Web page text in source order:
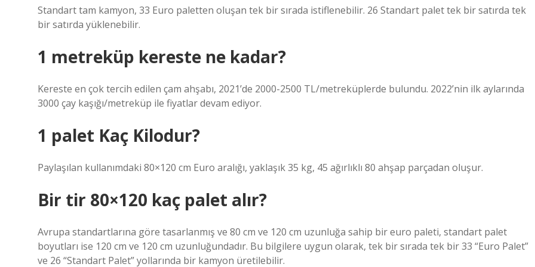
Standart tam kamyon, 33 Euro paletten oluşan tek bir sırada istiflenebilir. 26 Standart palet tek bir satırda tek
bir satırda yüklenebilir.
1 metreküp kereste ne kadar?
Kereste en çok tercih edilen çam ahşabı, 2021’de 2000-2500 TL/metreküplerde bulundu. 2022’nin ilk aylarında
3000 çay kaşığı/metreküp ile fiyatlar devam ediyor.
1 palet Kaç Kilodur?
Paylaşılan kullanımdaki 80×120 cm Euro aralığı, yaklaşık 35 kg, 45 ağırlıklı 80 ahşap parçadan oluşur.
Bir tir 80×120 kaç palet alır?
Avrupa standartlarına göre tasarlanmış ve 80 cm ve 120 cm uzunluğa sahip bir euro paleti, standart palet
boyutları ise 120 cm ve 120 cm uzunluğundadır. Bu bilgilere uygun olarak, tek bir sırada tek bir 33 “Euro Palet”
ve 26 “Standart Palet” yollarında bir kamyon üretilebilir.